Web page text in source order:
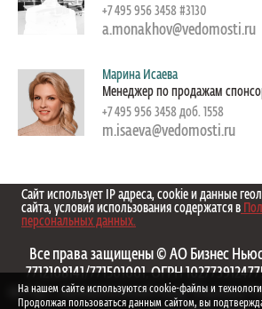
+7 495 956 3458 #3130
a.monakhov@vedomosti.ru
Марина Исаева
Менеджер по продажам
+7 495 956 3458 доб. 1558
m.isaeva@vedomosti.ru
Сайт использует IP адреса, cookie и данные
сайта, условия использования содержатся в
персональных данных.
Все права защищены © АО Бизнес
7712108141/771501001, ОГРН
вн.тер.г. муниципальный округ Марьина
На нашем сайте используются cookie-файлы и
Продолжая пользоваться данным сайтом, вы